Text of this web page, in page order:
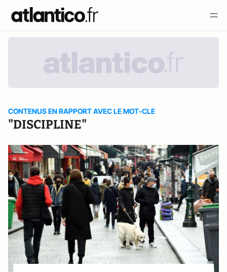
CONTENUS EN RAPPORT AVEC LE MOT-CLE
"DISCIPLINE"